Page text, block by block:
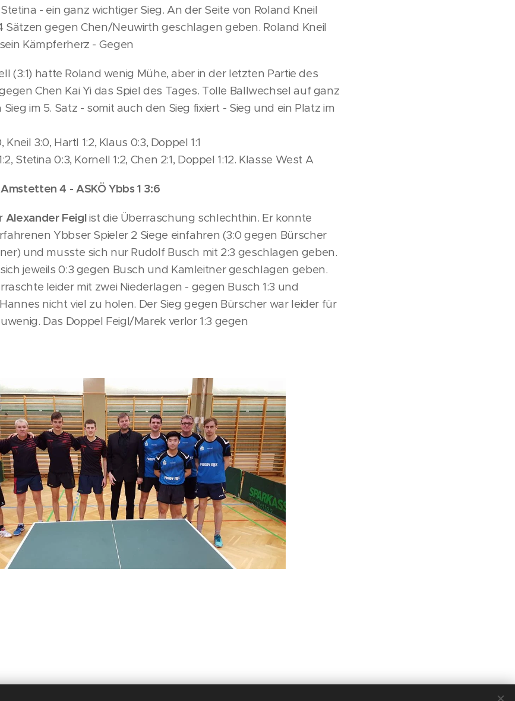
- ein ganz wichtiger Sieg. An der Seite von Roland Kneil
Sätzen gegen Chen/Neuwirth geschlagen geben. Roland Kneil
Kämpferherz - Gegen
(3:1) hatte Roland wenig Mühe, aber in der letzten Partie des
Chen Kai Yi das Spiel des Tages. Tolle Ballwechsel auf ganz
im 5. Satz - somit auch den Sieg fixiert - Sieg und ein Platz im
3:0, Hartl 1:2, Klaus 0:3, Doppel 1:1
Stetina 0:3, Kornell 1:2, Chen 2:1, Doppel 1:12. Klasse West A
4 - ASKÖ Ybbs 1 3:6
Alexander Feiglist die Überraschung schlechthin. Er konnte
Ybbser Spieler 2 Siege einfahren (3:0 gegen Bürscher
und musste sich nur Rudolf Busch mit 2:3 geschlagen geben.
jeweils 0:3 gegen Busch und Kamleitner geschlagen geben.
leider mit zwei Niederlagen - gegen Busch 1:3 und
nicht viel zu holen. Der Sieg gegen Bürscher war leider für
Das Doppel Feigl/Marek verlor 1:3 gegen